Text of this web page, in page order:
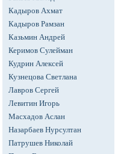
Кадыров Ахмат
Кадыров Рамзан
Казьмин Андрей
Керимов Сулейман
Кудрин Алексей
Кузнецова Светлана
Лавров Сергей
Левитин Игорь
Масхадов Аслан
Назарбаев Нурсултан
Патрушев Николай